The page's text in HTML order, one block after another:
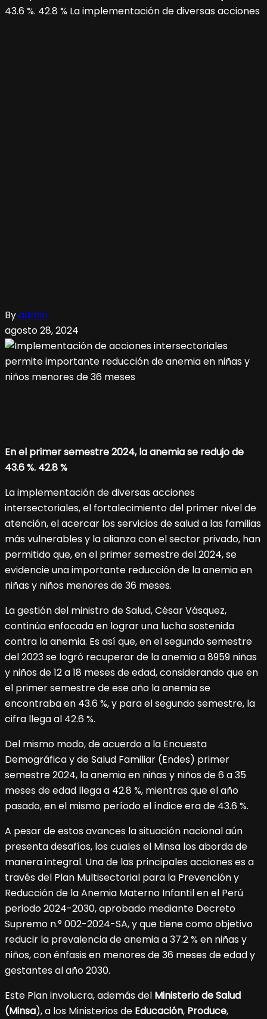
43.6 %. 42.8 % La implementación de diversas acciones
Byadmin
agosto 28, 2024
En el primer semestre 2024, la anemia se redujo de
43.6 %. 42.8 %
La implementación de diversas acciones
intersectoriales, el fortalecimiento del primer nivel de
atención, el acercar los servicios de salud a las familias
más vulnerables y la alianza con el sector privado, han
permitido que, en el primer semestre del 2024, se
evidencie una importante reducción de la anemia en
niñas y niños menores de 36 meses.
La gestión del ministro de Salud, César Vásquez,
continúa enfocada en lograr una lucha sostenida
contra la anemia. Es así que, en el segundo semestre
del 2023 se logró recuperar de la anemia a 8959 niñas
y niños de 12 a 18 meses de edad, considerando que en
el primer semestre de ese año la anemia se
encontraba en 43.6 %, y para el segundo semestre, la
cifra llega al 42.6 %.
Del mismo modo, de acuerdo a la Encuesta
Demográfica y de Salud Familiar (Endes) primer
semestre 2024, la anemia en niñas y niños de 6 a 35
meses de edad llega a 42.8 %, mientras que el año
pasado, en el mismo período el índice era de 43.6 %.
A pesar de estos avances la situación nacional aún
presenta desafíos, los cuales el Minsa los aborda de
manera integral. Una de las principales acciones es a
través del Plan Multisectorial para la Prevención y
Reducción de la Anemia Materno Infantil en el Perú
periodo 2024-2030, aprobado mediante Decreto
Supremo n.° 002-2024-SA, y que tiene como objetivo
reducir la prevalencia de anemia a 37.2 % en niñas y
niños, con énfasis en menores de 36 meses de edad y
gestantes al año 2030.
Este Plan involucra, además del Ministerio de Salud
(Minsa), a los Ministerios de Educación, Produce,